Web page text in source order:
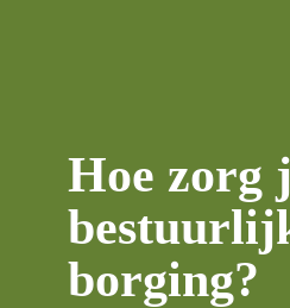
Hoe zorg
borging?